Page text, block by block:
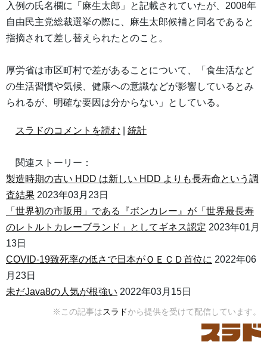
入例の氏名欄に「麻生太郎」と記載されていたが、2008年
自由民主党総裁選挙の際に、麻生太郎候補と同名であると
指摘されて差し替えられたとのこと。
厚労省は市区町村で差があることについて、「食生活など
の生活習慣や気候、健康への意識などが影響しているとみ
られるが、明確な要因は分からない」としている。
スラドのコメントを読む 統計
関連ストーリー：
製造時期の古い HDD は新しい HDD よりも長寿命という調
査結果 2023年03月23日
「世界初の市販用」である『ボンカレー』が「世界最長寿
のレトルトカレーブランド」としてギネス認定 2023年01月
13日
COVID-19致死率の低さで日本がＯＥＣＤ首位に 2022年06
月23日
未だJava8の人気が根強い 2022年03月15日
※この記事はスラドから提供を受けて配信しています。